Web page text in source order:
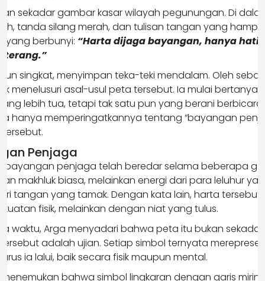
sekadar gambar kasar wilayah pegunungan. Di
tanda silang merah, dan tulisan tangan yang hampir
yang berbunyi: “Harta dijaga bayangan, hanya hati
terang.”
singkat, menyimpan teka-teki mendalam. Oleh
menelusuri asal-usul peta tersebut. Ia mulai bertanya
lebih tua, tetapi tak satu pun yang berani
hanya memperingatkannya tentang “bayangan
Penjaga
penjaga telah beredar selama beberapa
makhluk biasa, melainkan energi dari para leluhur
tangan yang tamak. Dengan kata lain, harta tersebut
fisik, melainkan dengan niat yang tulus.
waktu, Arga menyadari bahwa peta itu bukan
adalah ujian. Setiap simbol ternyata
ia lalui, baik secara fisik maupun mental.
menemukan bahwa simbol lingkaran dengan garis